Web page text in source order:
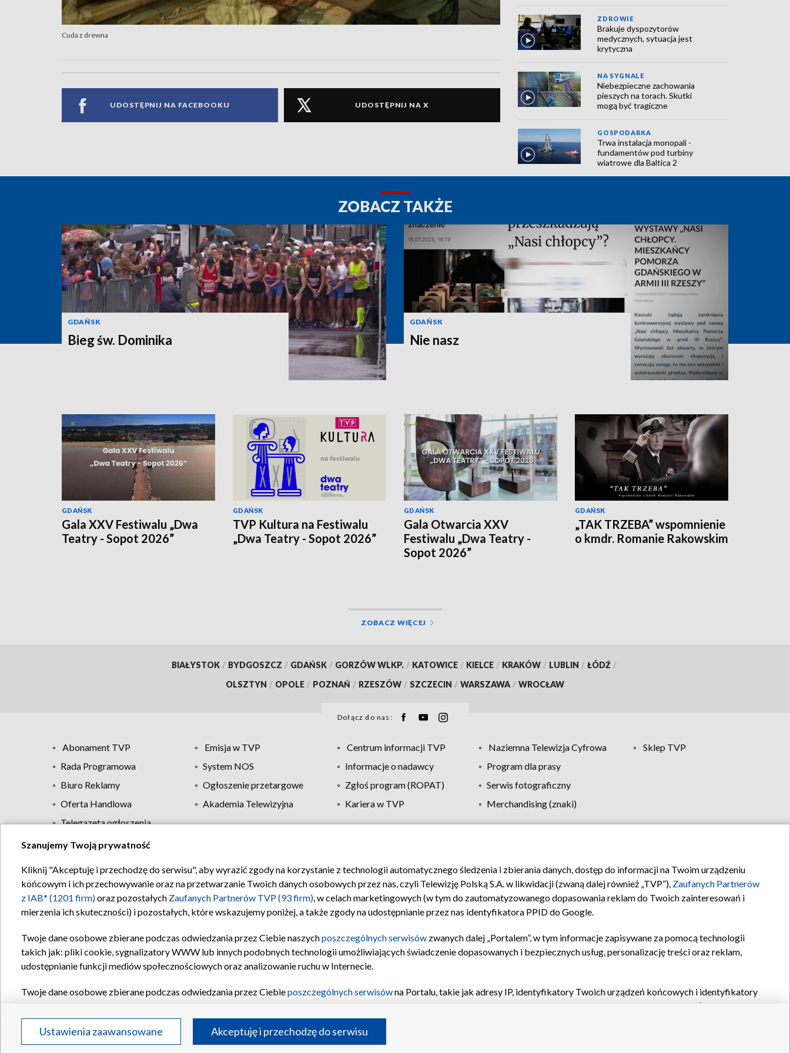
Cuda z drewna
UDOSTĘPNIJ NA FACEBOOKU UDOSTĘPNIJ NA X
ZDROWIE
Brakuje dyspozytorów
medycznych, sytuacja jest
krytyczna
NA SYGNALE
Niebezpieczne zachowania
pieszych na torach. Skutki
mogą być tragiczne
GOSPODARKA
Trwa instalacja monopali -
fundamentów pod turbiny
wiatrowe dla Baltica 2
ZOBACZ TAKŻE
GDAŃSK
Bieg św. Dominika
GDAŃSK
Nie nasz
GDAŃSK
Gala XXV Festiwalu „Dwa
Teatry - Sopot 2026”
GDAŃSK
TVP Kultura na Festiwalu
„Dwa Teatry - Sopot 2026”
GDAŃSK
Gala Otwarcia XXV
Festiwalu „Dwa Teatry -
Sopot 2026”
GDAŃSK
„TAK TRZEBA” wspomnienie
o kmdr. Romanie Rakowskim
ZOBACZ WIĘCEJ
BIAŁYSTOK / BYDGOSZCZ / GDAŃSK / GORZÓW WLKP. / KATOWICE / KIELCE / KRAKÓW / LUBLIN / ŁÓDŹ /
OLSZTYN / OPOLE / POZNAŃ / RZESZÓW / SZCZECIN / WARSZAWA / WROCŁAW
Dołącz do nas:
Abonament TVP Emisja w TVP Centrum informacji TVP Naziemna Telewizja Cyfrowa
Sklep TVP
Rada Programowa
System NOS Informacje o nadawcy
Program dla prasy
Biuro Reklamy
Ogłoszenie przetargowe Zgłoś program (ROPAT)
Serwis fotograficzny
Oferta Handlowa
Akademia Telewizyjna Kariera w TVP
Merchandising (znaki)
Telegazeta ogłoszenia
Regulamin TVP Polityka prywatności Moje zgody Pomoc Biuro reklamy Kontakt
Szanujemy Twoją prywatność
Kliknij "Akceptuję i przechodzę do serwisu", aby wyrazić zgody na korzystanie z technologii automatycznego śledzenia i zbierania danych, dostęp do informacji na Twoim urządzeniu
końcowym i ich przechowywanie oraz na przetwarzanie Twoich danych osobowych przez nas, czyli Telewizję Polską S.A. w likwidacji (zwaną dalej również „TVP”), Zaufanych Partnerów
z IAB* (1201 firm)oraz pozostałych Zaufanych Partnerów TVP (93 firm), w celach marketingowych (w tym do zautomatyzowanego dopasowania reklam do Twoich zainteresowań i
mierzenia ich skuteczności) i pozostałych, które wskazujemy poniżej, a także zgody na udostępnianie przez nas identyfikatora PPID do Google.
Twoje dane osobowe zbierane podczas odwiedzania przez Ciebie naszychposzczególnych serwisów zwanych dalej „Portalem”, w tym informacje zapisywane za pomocą technologii
takich jak: pliki cookie, sygnalizatory WWW lub innych podobnych technologii umożliwiających świadczenie dopasowanych i bezpiecznych usług, personalizację treści oraz reklam,
udostępnianie funkcji mediów społecznościowych oraz analizowanie ruchu w Internecie.
Twoje dane osobowe zbierane podczas odwiedzania przez Ciebieposzczególnych serwisówna Portalu, takie jak adresy IP, identyfikatory Twoich urządzeń końcowych i identyfikatory
oraz pozostałych
Partnerów TVPdla realizacji następujących celów i funkcji: przechowywania informacji na urządzeniu lub dostęp do nich, wyboru podstawowych reklam, wyboru spersonalizowanych
reklam, tworzenia profilu spersonalizowanych reklam, tworzenia profilu spersonalizowanych treści, wyboru spersonalizowanych treści, pomiaru wydajności reklam, pomiaru wydajności
treści, stosowania badań rynkowych w celu generowania opinii odbiorców, opracowywania i ulepszania produktów, zapewnienia bezpieczeństwa, zapobiegania oszustwom i usuwania
Ustawienia zaawansowane Akceptuję i przechodzę do serwisu